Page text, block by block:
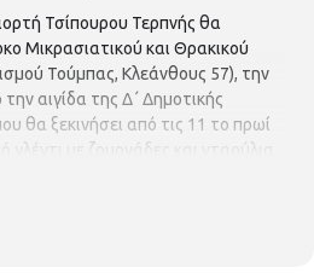
Τσίπουρου Τερπνής θα
Μικρασιατικού και Θρακικού
Τούμπας, Κλεάνθους 57), την
αιγίδα της Δ΄ Δημοτικής
θα ξεκινήσει από τις 11 το πρωί
γλέντι με ζουρνάδες και νταούλια
Η Γιορτή Τσίπουρου
Τερπνιωτών Θεσσαλονίκης